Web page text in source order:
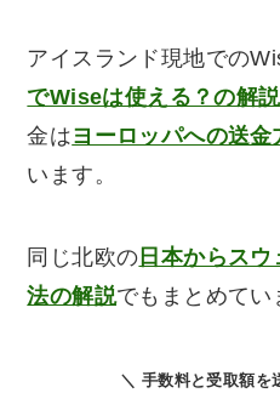
アイスランド現地での
でWiseは使える？の解説
金はヨーロッパへの送金
います。
同じ北欧の 日本からス
法の解説でもまとめてい
＼ 手数料と受取額を